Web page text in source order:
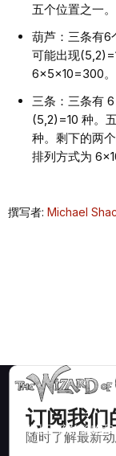
五个位置之一
葫芦：三条有6
可能出现
6×5×10=300。
三条：三条有
(5,2)=10 种。
种。剩下的两
排列方式为
撰写者: Michael
订阅我们
随时了解最新
数学上正确的策略
数百种可玩的赌场游